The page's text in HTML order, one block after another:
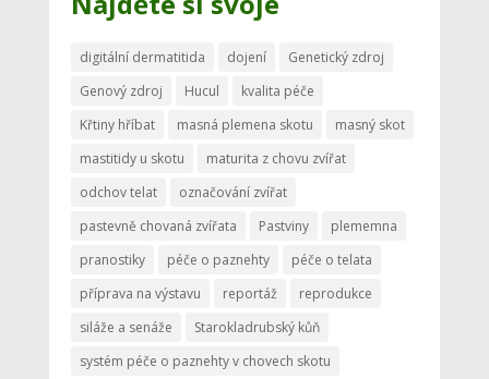
digitální dermatitida dojení
Genetický zdroj
Genový zdroj
Hucul
kvalita péče
Křtiny hříbat
masná plemena skotu
masný skot
mastitidy u skotu
maturita z chovu zvířat
odchov telat
označování zvířat
pastevně chovaná zvířata
Pastviny
plememna
pranostiky
péče o paznehty
péče o telata
příprava na výstavu
reportáž
reprodukce
siláže a senáže
Starokladrubský kůň
systém péče o paznehty v chovech skotu